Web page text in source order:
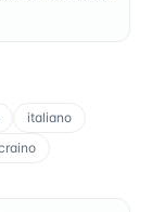
italiano